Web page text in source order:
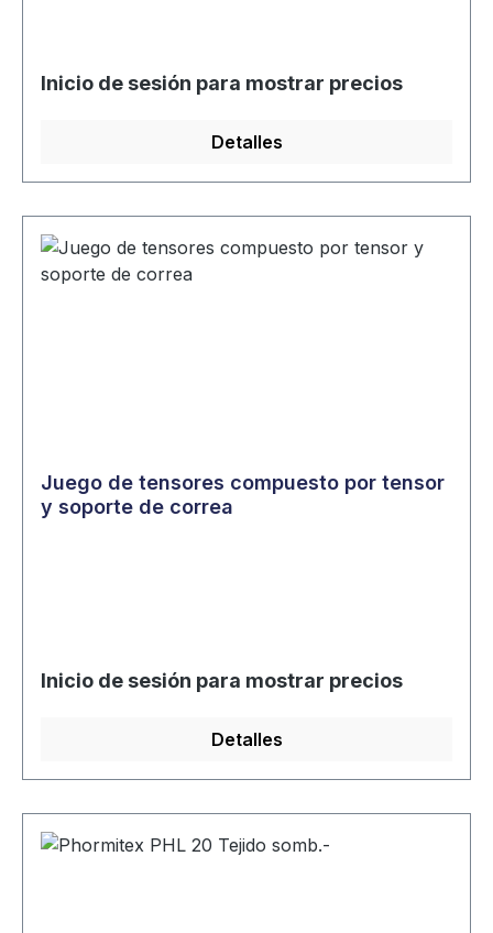
Inicio de sesión para mostrar precios
Detalles
Juego de tensores compuesto por tensor
y soporte de correa
Inicio de sesión para mostrar precios
Detalles